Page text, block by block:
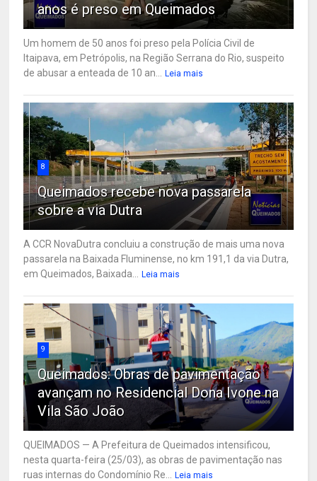
anos é preso em Queimados
Um homem de 50 anos foi preso pela Polícia Civil de
Itaipava, em Petrópolis, na Região Serrana do Rio, suspeito
de abusar a enteada de 10 an...
Leia mais
8
Queimados recebe nova passarela
sobre a via Dutra
A CCR NovaDutra concluiu a construção de mais uma nova
passarela na Baixada Fluminense, no km 191,1 da via Dutra,
em Queimados, Baixada...
Leia mais
9
Queimados: Obras de pavimentação
avançam no Residencial Dona Ivone na
Vila São João
QUEIMADOS — A Prefeitura de Queimados intensificou,
nesta quarta-feira (25/03), as obras de pavimentação nas
ruas internas do Condomínio Re...
Leia mais